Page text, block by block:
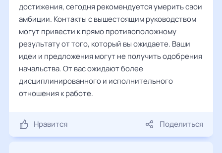
достижения, сегодня рекомендуется умерить свои
амбиции. Контакты с вышестоящим руководством
могут привести к прямо противоположному
результату от того, который вы ожидаете. Ваши
идеи и предложения могут не получить одобрения
начальства. От вас ожидают более
дисциплинированного и исполнительного
отношения к работе.
Нравится Поделиться